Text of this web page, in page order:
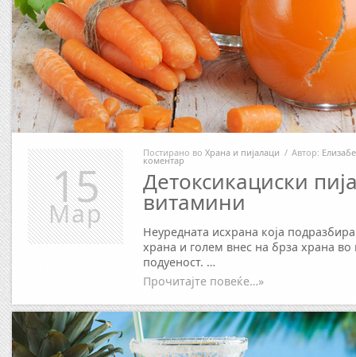
Постирано во Храна и пијалаци / Автор:
коментар
Детоксикациски
витамини
Неуредната исхрана која
храна и голем внес на брза храна
подуеност. …
Прочитајте повеќе…»
15
Мар